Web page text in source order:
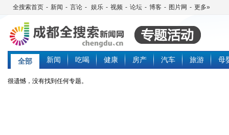
全搜索首页 - 新闻 - 言论 - 娱乐 - 视频 - 论坛 - 博客 - 图片网 - 更多»
全部 新闻 吃喝 健康 房产 汽车 旅游 母
很遗憾，没有找到任何专题。